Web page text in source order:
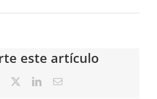
este artículo
Facebook LinkedInCorreo